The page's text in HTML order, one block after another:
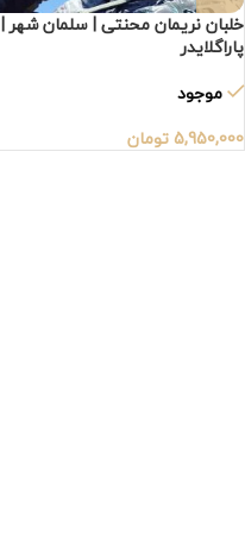
خلبان نریمان محنتی | سلمان شهر |
پاراگلایدر
موجود
5,950,000 تومان